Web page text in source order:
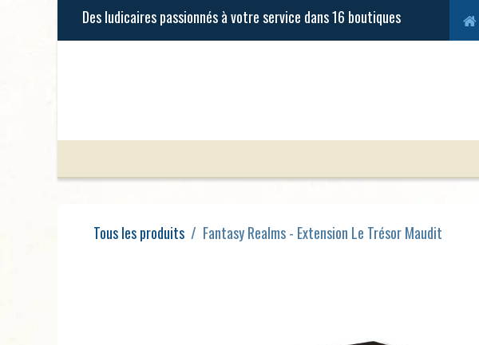
Se rendre au contenu
Tous les produits Fantasy Realms - Extension Le Trésor Maudit